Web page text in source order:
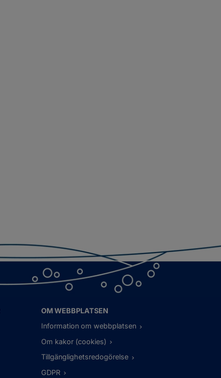
OM WEBBPLATSEN
Information om webbplatsen
Om kakor (cookies)
Tillgänglighetsredogörelse
GDPR